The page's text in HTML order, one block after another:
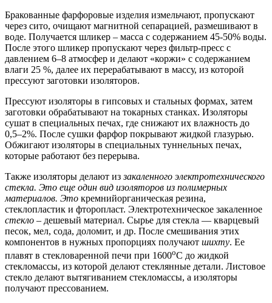
Бракованные фарфоровые изделия измельчают, пропускают
через сито, очищают магнитной сепарацией, размешивают в
воде. Получается шликер – масса с содержанием 45-50% воды.
После этого шликер пропускают через фильтр-пресс с
давлением 6–8 атмосфер и делают «коржи» с содержанием
влаги 25 %, далее их перерабатывают в массу, из которой
прессуют заготовки изоляторов.
Прессуют изоляторы в гипсовых и стальных формах, затем
заготовки обрабатывают на токарных станках. Изоляторы
сушат в специальных печах, где снижают их влажность до
0,5–2%. После сушки фарфор покрывают жидкой глазурью.
Обжигают изоляторы в специальных туннельных печах,
которые работают без перерыва.
Также изоляторы делают иззакаленного электротехнического
стекла. Это еще один вид изоляторов из полимерных
материалов. Это кремнийорганическая резина,
стеклопластик и фторопласт. Электротехническое закаленное
стекло – дешевый материал. Сырье для стекла — кварцевый
песок, мел, сода, доломит, и др. После смешивания этих
компонентов в нужных пропорциях получают шихту. Ее
плавят в стекловаренной печи при 1600оС до жидкой
стекломассы, из которой делают стеклянные детали. Листовое
стекло делают вытягиванием стекломассы, а изоляторы
получают прессованием.